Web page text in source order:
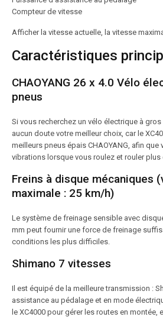
Compteur de vitesse
Afficher la vitesse actuelle, la vitesse
Caractéristiques
CHAOYANG 26 x 4.0 Vélo
pneus
Si vous recherchez un vélo électrique à
aucun doute votre meilleur choix, car le
meilleurs pneus épais CHAOYANG, afin
vibrations lorsque vous roulez et rouler
Freins à disque mécaniques
maximale : 25 km/h)
Le système de freinage sensible avec
mm peut fournir une force de freinage
conditions les plus difficiles.
Shimano 7 vitesses
Il est équipé de la meilleure transmission :
assistance au pédalage et en mode
le XC4000 pour gérer les routes en montée,